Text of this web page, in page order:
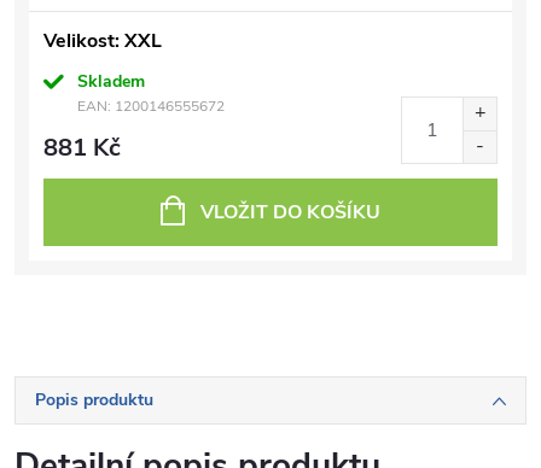
Velikost: XXL
Skladem
EAN: 1200146555672
881 Kč
VLOŽIT DO KOŠÍKU
Popis produktu